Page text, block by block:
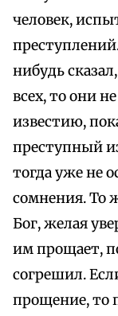
человек,
нибудь
всех, то они
известию,
преступный
тогда уже не
сомнения. То
Бог, желая
им прощает,
согрешил.
прощение, то